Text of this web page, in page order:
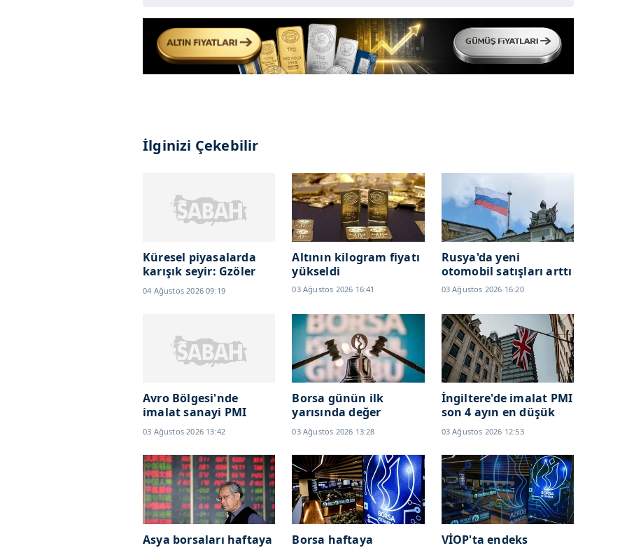
İlginizi Çekebilir
Küresel piyasalarda
karışık seyir: Gzöler
SpaceX
bilançosunda...
04 Ağustos 2026 09:19
Altının kilogram fiyatı
yükseldi
03 Ağustos 2026 16:41
Rusya'da yeni
otomobil satışları arttı
03 Ağustos 2026 16:20
Avro Bölgesi'nde
imalat sanayi PMI
temmuzda hızlı
yükseldi
03 Ağustos 2026 13:42
Borsa günün ilk
yarısında değer
kazandı
03 Ağustos 2026 13:28
İngiltere'de imalat PMI
son 4 ayın en düşük
seviyesinde!
03 Ağustos 2026 12:53
Asya borsaları haftaya
Borsa haftaya
VİOP'ta endeks